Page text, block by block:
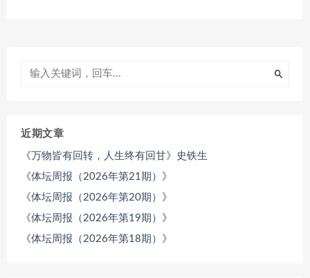
近期文章
《万物皆有回转，人生终有回甘》史铁生
《体坛周报（2026年第21期）》
《体坛周报（2026年第20期）》
《体坛周报（2026年第19期）》
《体坛周报（2026年第18期）》